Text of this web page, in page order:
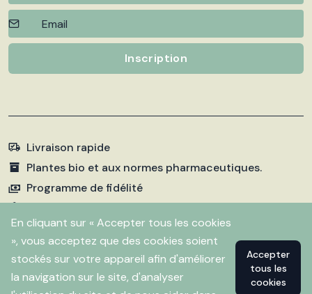
En cliquant sur « Accepter tous les cookies
», vous acceptez que des cookies soient
stockés sur votre appareil afin d'améliorer
la navigation sur le site, d'analyser
Accepter
tous les
cookies
Inscription
Livraison rapide
Plantes bio et aux normes pharmaceutiques.
Programme de fidélité
Paiements sécurisés
2026 Pharmacie Fleurentin. Propulsé par Flitbix.com